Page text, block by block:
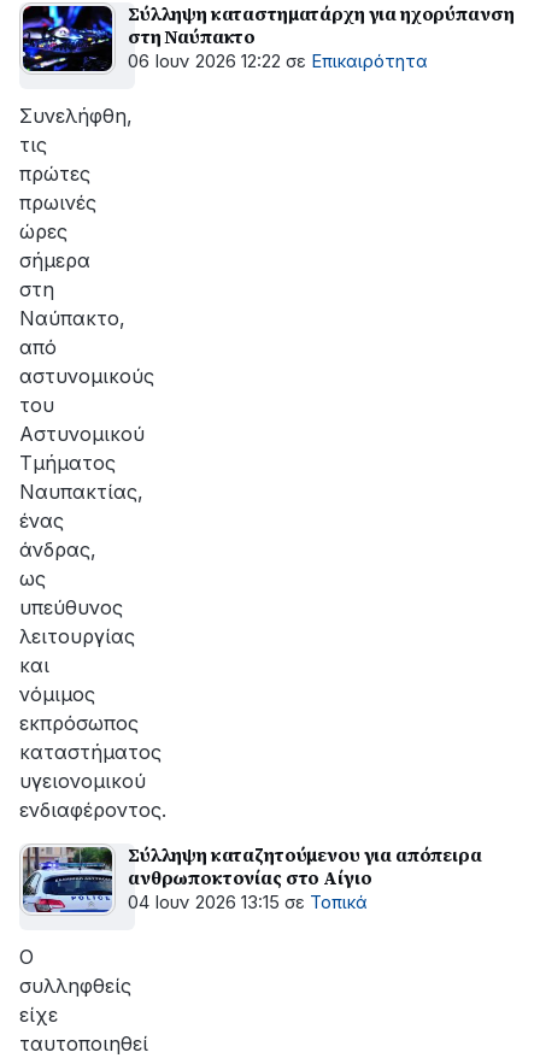
Σύλληψη καταστηματάρχη για ηχορύπανση
στη Ναύπακτο
06 Ιουν 2026 12:22 σε Επικαιρότητα
Συνελήφθη,
τις
πρώτες
πρωινές
ώρες
σήμερα
στη
Ναύπακτο,
από
αστυνομικούς
του
Αστυνομικού
Τμήματος
Ναυπακτίας,
ένας
άνδρας,
ως
υπεύθυνος
λειτουργίας
και
νόμιμος
εκπρόσωπος
καταστήματος
υγειονομικού
ενδιαφέροντος.
Σύλληψη καταζητούμενου για απόπειρα
ανθρωποκτονίας στο Αίγιο
04 Ιουν 2026 13:15 σε Τοπικά
Ο
συλληφθείς
είχε
ταυτοποιηθεί